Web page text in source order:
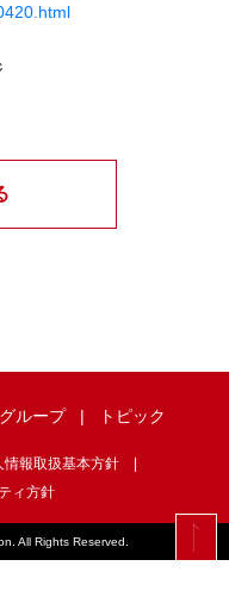
ループ トピック
情報取扱基本方針
ィ方針
All Rights Reserved.